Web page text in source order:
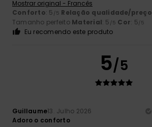
Mostrar original - Francês
Conforto: 5 /5 Relação qualidade/preço
Tamanho perfeito Material: 5 /5 Cor: 5/5
Eu recomendo este produto
5/5
Guillaume13. Julho 2026
Adoro o conforto